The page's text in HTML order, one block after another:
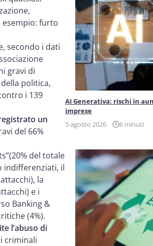
esempio: furto
secondo i dati
gravi di
politica,
i 139
un
del 66%
del totale
indifferenziati, il
la
e i
Banking &
(4%).
l’abuso di
criminali
AI Generativa: rischi in
imprese
5 agosto 2026
6 minuti